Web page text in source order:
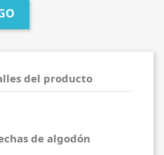
del producto
de algodón